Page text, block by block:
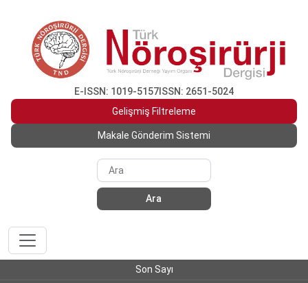
E-ISSN: 1019-5157 ISSN: 2651-5024
Gelişmiş Filtreleme
Makale Gönderim Sistemi
Ara
Son Sayı